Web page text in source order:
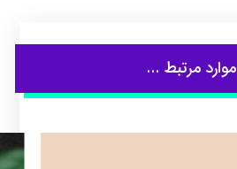
موارد مرتبط ...